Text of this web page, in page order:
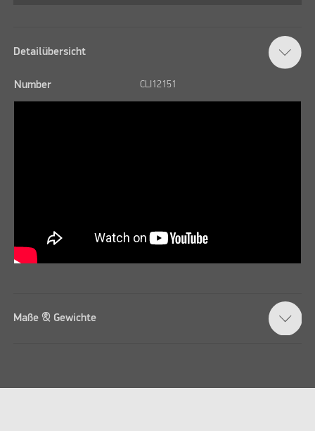
Detailübersicht
Number CLI12151
Maße & Gewichte